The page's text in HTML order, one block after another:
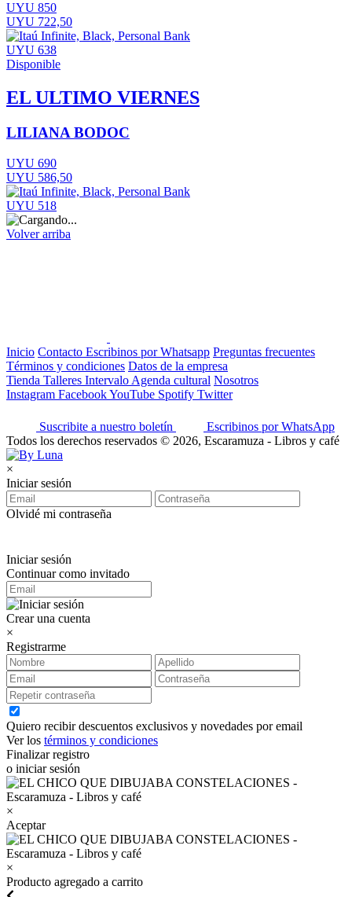
UYU 850
UYU 722,50
UYU 638
Disponible
EL ULTIMO VIERNES
LILIANA BODOC
UYU 690
UYU 586,50
UYU 518
Volver arriba
Inicio Contacto Escribinos por Whatsapp Preguntas frecuentes
Términos y condiciones Datos de la empresa
Tienda Talleres Intervalo Agenda cultural Nosotros
Instagram FacebookYouTube Spotify Twitter
Suscribite a nuestro boletín
Escribinos por WhatsApp
Todos los derechos reservados © 2026, Escaramuza - Libros y café
×
Iniciar sesión
Olvidé mi contraseña
Iniciar sesión
Continuar como invitado
Crear una cuenta
×
Registrarme
Quiero recibir descuentos exclusivos y novedades por email
Ver los términos y condiciones
Finalizar registro
o iniciar sesión
×
Aceptar
×
Producto agregado a carrito